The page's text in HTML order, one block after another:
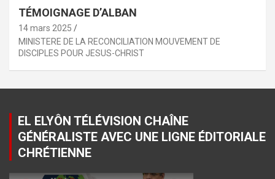
TÉMOIGNAGE D’ALBAN
14 mars 2025
MINISTERE DE LA RECONCILIATION MOUVEMENT DE
DISCIPLES POUR JESUS-CHRIST
EL ELYÔN TÉLÉVISION CHAÎNE
GÉNÉRALISTE AVEC UNE LIGNE ÉDITORIALE
CHRÉTIENNE